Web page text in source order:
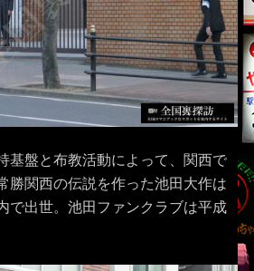
基盤と布教活動によって、関西で
勝関西の伝説を作った池田大作は
で出世。池田ファンクラブは平成